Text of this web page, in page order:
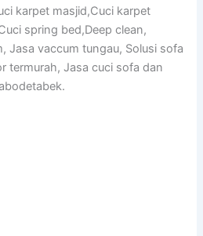
karpet masjid,Cuci karpet
spring bed,Deep clean,
Jasa vaccum tungau, Solusi sofa
termurah, Jasa cuci sofa dan